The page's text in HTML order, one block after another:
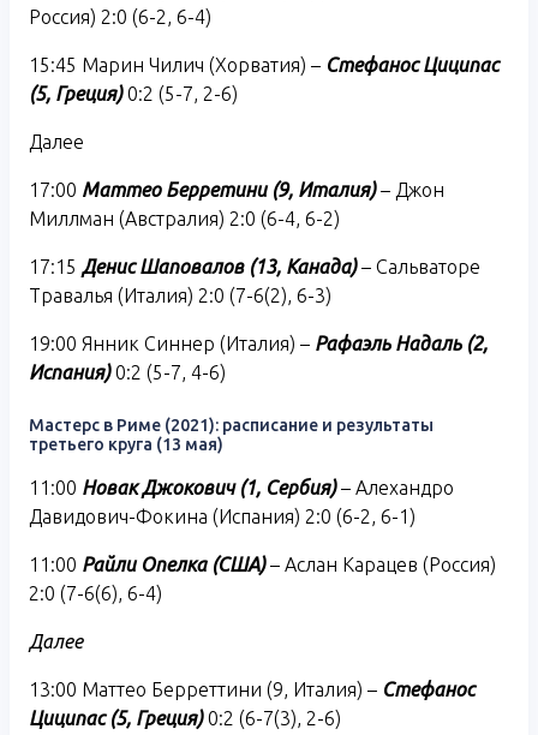
Россия) 2:0 (6-2, 6-4)
15:45 Марин Чилич (Хорватия) – Стефанос Циципас
(5, Греция)0:2 (5-7, 2-6)
Далее
17:00 Маттео Берретини (9, Италия) – Джон
Миллман (Австралия) 2:0 (6-4, 6-2)
17:15 Денис Шаповалов (13, Канада) – Сальваторе
Травалья (Италия) 2:0 (7-6(2), 6-3)
19:00 Янник Синнер (Италия) – Рафаэль Надаль (2,
Испания) 0:2 (5-7, 4-6)
Мастерс в Риме (2021): расписание и результаты
третьего круга (13 мая)
11:00 Новак Джокович (1, Сербия)– Алехандро
Давидович-Фокина (Испания) 2:0 (6-2, 6-1)
11:00 Райли Опелка (США) – Аслан Карацев (Россия)
2:0 (7-6(6), 6-4)
Далее
13:00 Маттео Берреттини (9, Италия) – Стефанос
Циципас (5, Греция)0:2 (6-7(3), 2-6)